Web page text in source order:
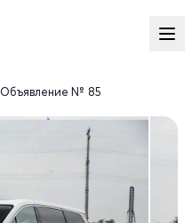
Объявление № 85